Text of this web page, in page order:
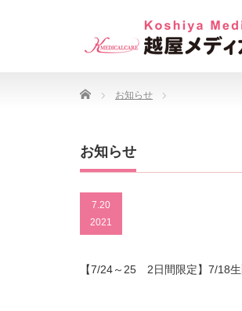
Home お知らせ
お知らせ
7.20
2021
【7/24～25 2日間限定】7/18